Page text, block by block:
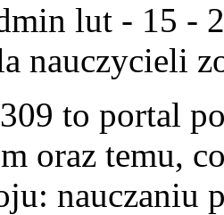
lut - 15 -
nauczycieli
to portal
oraz temu,
nauczaniu